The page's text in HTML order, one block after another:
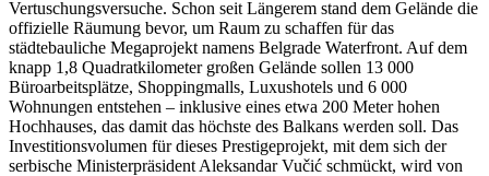
Vertuschungsversuche. Schon seit Längerem stand dem Gelände die
offizielle Räumung bevor, um Raum zu schaffen für das
städtebauliche Megaprojekt namens Belgrade Waterfront. Auf dem
knapp 1,8 Quadratkilometer großen Gelände sollen 13 000
Büroarbeitsplätze, Shoppingmalls, Luxushotels und 6 000
Wohnungen entstehen – inklusive eines etwa 200 Meter hohen
Hochhauses, das damit das höchste des Balkans werden soll. Das
Investitionsvolumen für dieses Prestigeprojekt, mit dem sich der
serbische Ministerpräsident Aleksandar Vučić schmückt, wird von